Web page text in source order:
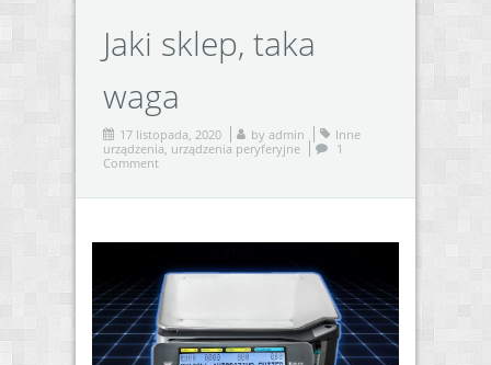
Jaki sklep, taka
waga
17 listopada, 2020 by admin
Inne
urządzenia, urządzenia peryferyjne
1
Comment